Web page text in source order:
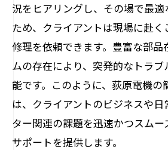
況をヒアリングし、その場で最
ため、クライアントは現場に赴く
修理を依頼できます。豊富な部品
ムの存在により、突発的なトラ
能です。このように、荻原電機の
は、クライアントのビジネスや
ター関連の課題を迅速かつスム
サポートを提供します。